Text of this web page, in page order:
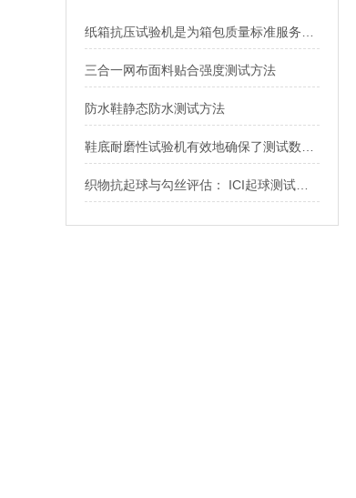
三合一网布面料贴合强度测试方法
防水鞋静态防水测试方法